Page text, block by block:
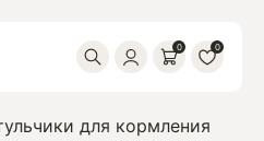
0 0
для кормления